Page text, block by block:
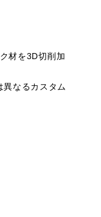
材を3D切削加
なるカスタム